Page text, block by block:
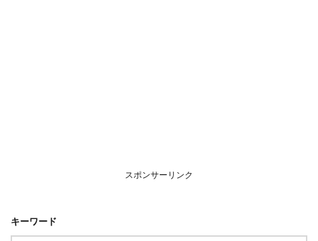
スポンサーリンク
キーワード